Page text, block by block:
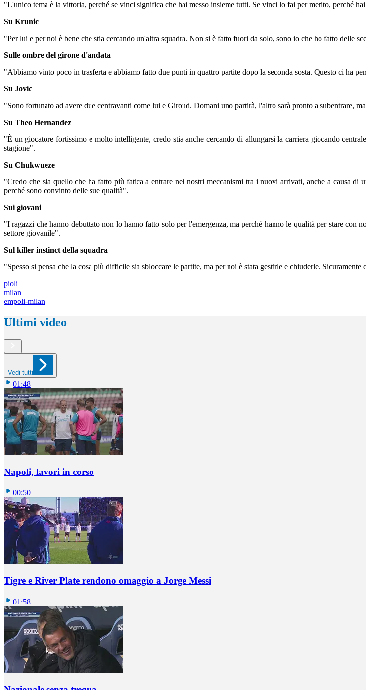
"L'unico tema è la vittoria, perché se vinci significa che hai messo insieme tutti. Se vinci lo fai per merito, perché
Su Krunic
"Per lui e per noi è bene che stia cercando un'altra squadra. Non si è fatto fuori da solo, sono io che ho fatto delle
Sulle ombre del girone d'andata
"Abbiamo vinto poco in trasferta e abbiamo fatto due punti in quattro partite dopo la seconda sosta. Questo ci ha
Su Jovic
"Sono fortunato ad avere due centravanti come lui e Giroud. Domani uno partirà, l'altro sarà pronto a subentrare,
Su Theo Hernandez
"È un giocatore fortissimo e molto intelligente, credo stia anche cercando di allungarsi la carriera giocando
stagione".
Su Chukwueze
"Credo che sia quello che ha fatto più fatica a entrare nei nostri meccanismi tra i nuovi arrivati, anche a causa
perché sono convinto delle sue qualità".
Sui giovani
"I ragazzi che hanno debuttato non lo hanno fatto solo per l'emergenza, ma perché hanno le qualità per stare
settore giovanile".
Sul killer instinct della squadra
"Spesso si pensa che la cosa più difficile sia sbloccare le partite, ma per noi è stata gestirle e chiuderle.
pioli
milan
empoli-milan
Ultimi video
Vedi tutti
01:48
Napoli, lavori in corso
00:50
Tigre e River Plate rendono omaggio a Jorge Messi
01:58